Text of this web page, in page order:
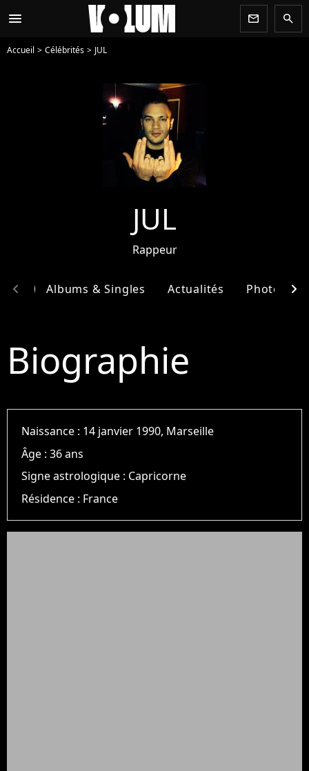
menu newsletter search
Accueil Célébrités JUL
JUL
Rappeur
Albums & Singles Actualités Photos
chevron_left chevron_right
Biographie
Naissance : 14 janvier 1990, Marseille
Âge :36 ans
Signe astrologique : Capricorne
Résidence : France